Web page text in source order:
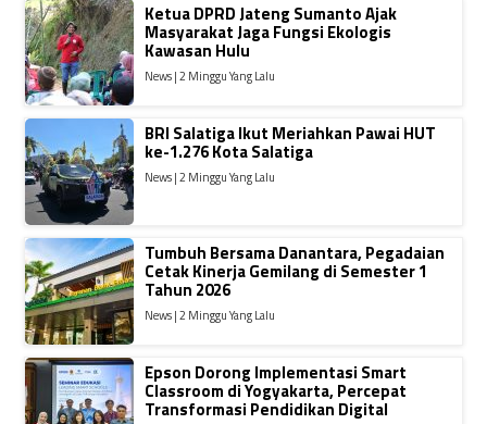
Ketua DPRD Jateng Sumanto Ajak
Masyarakat Jaga Fungsi Ekologis
Kawasan Hulu
News | 2 Minggu Yang Lalu
BRI Salatiga Ikut Meriahkan Pawai HUT
ke-1.276 Kota Salatiga
News | 2 Minggu Yang Lalu
Tumbuh Bersama Danantara, Pegadaian
Cetak Kinerja Gemilang di Semester 1
Tahun 2026
News | 2 Minggu Yang Lalu
Epson Dorong Implementasi Smart
Classroom di Yogyakarta, Percepat
Transformasi Pendidikan Digital